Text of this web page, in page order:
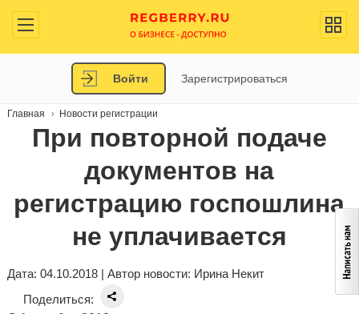
Войти Зарегистрироваться
Главная Новости регистрации
При повторной подаче
документов на
регистрацию госпошлина
не уплачивается
Дата: 04.10.2018 | Автор новости: Ирина Некит
Поделиться: